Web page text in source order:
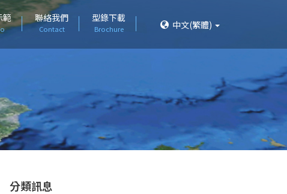
範 聯絡我們
Contact
型錄下載
Brochure 中文(繁體)
分類訊息